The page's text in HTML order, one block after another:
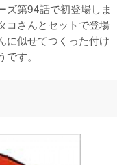
ズ第94話で初登場しま
コさんとセットで登場
に似せてつくった付け
す。